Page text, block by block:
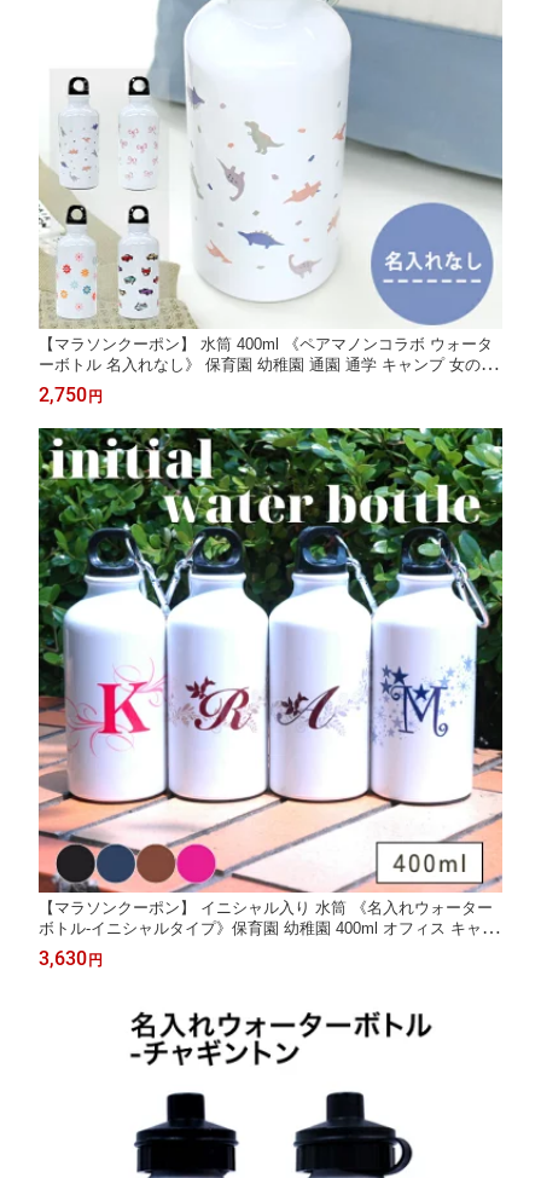
【マラソンクーポン】 水筒 400ml 《ペアマノンコラボ ウォータ
ーボトル 名入れなし》 保育園 幼稚園 通園 通学 キャンプ 女の子
男の子 おしゃれ 洗いやすい アウトドア かわいい pairmanon ディ
アカーズ
2,750 円
【マラソンクーポン】 イニシャル入り 水筒 《名入れウォーター
ボトル-イニシャルタイプ》保育園 幼稚園 400ml オフィス キャン
プ 女の子 男の子 大人 洗いやすい 通勤 かわいい ショッピング デ
ィアカーズ
3,630 円